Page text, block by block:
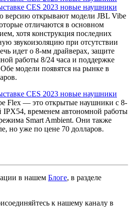
открывают модели JBL Vibe
отличаются в основном
хотя конструкция последних
звукоизоляцию при отсутствии
идет о 8-мм драйверах, защите
работы 8/24 часа и поддержке
модели появятся на рынке в
Flex — это открытые наушники с 8-
временем автономной работы
Smart Ambient. Они также
но уже по цене 70 долларов.
в нашем Блоге, в разделе
к нашему каналу в